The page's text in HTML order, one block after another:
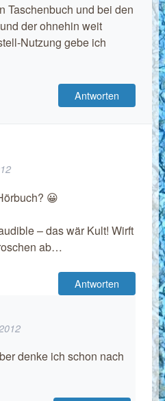
Taschenbuch und bei den
der ohnehin weit
Nutzung gebe ich
Antworten
😀
– das wär Kult! Wirft
ab…
Antworten
denke ich schon nach